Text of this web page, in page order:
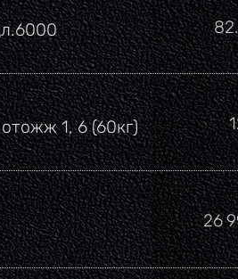
1, 6 (60кг)
26